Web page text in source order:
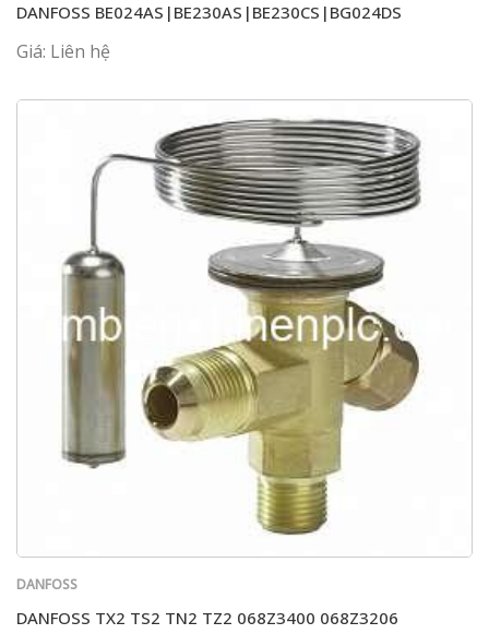
DANFOSS BE024AS|BE230AS|BE230CS|BG024DS
Giá: Liên hệ
DANFOSS
DANFOSS TX2 TS2 TN2 TZ2 068Z3400 068Z3206